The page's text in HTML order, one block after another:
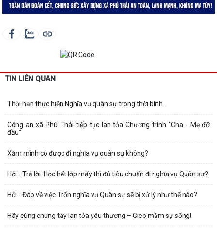
TIN LIÊN QUAN
Thời hạn thực hiện Nghĩa vụ quân sự trong thời bình.
Công an xã Phú Thái tiếp tục lan tỏa Chương trình "Cha - Mẹ đỡ
đầu"
Xăm mình có được đi nghĩa vụ quân sự không?
Hỏi - Trả lời: Học hết lớp mấy thì đủ tiêu chuẩn đi nghĩa vụ Quân sự?
Hỏi - Đáp về việc Trốn nghĩa vụ Quân sự sẽ bị xử lý như thế nào?
Hãy cùng chung tay lan tỏa yêu thương – Gieo mầm sự sống!